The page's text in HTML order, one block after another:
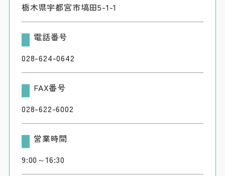
栃木県宇都宮市塙田5-1-1
電話番号
028-624-0642
FAX番号
028-622-6002
営業時間
9:00～16:30